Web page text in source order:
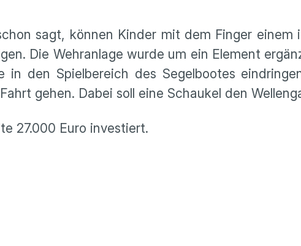
sagt, können Kinder mit dem Finger einem
Die Wehranlage wurde um ein Element
in den Spielbereich des Segelbootes
gehen. Dabei soll eine Schaukel den
27.000 Euro investiert.